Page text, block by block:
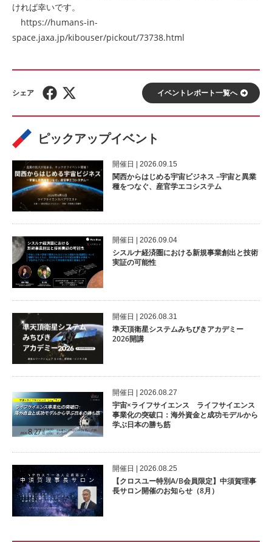
ければ幸いです。
https://humans-in-
space.jaxa.jp/kibouser/pickout/73738.html
イベントレポート⼀覧へ
ピックアップイベント
開催⽇ | 2026.09.15
関西からはじめる宇宙ビジネス –宇宙と異業
種をつなぐ、産官学エコシステム
開催⽇ | 2026.09.04
シスルナ経済圏における新規事業創出と技術
実証の可能性
開催⽇ | 2026.08.31
準天頂衛星システムみちびきアカデミー
2026開講
開催⽇ | 2026.08.27
宇宙×ライフサイエンス ライフサイエンス
事業化の突破口：海外資金と成功モデルから
学ぶ日本の勝ち筋
開催⽇ | 2026.08.25
【クロスユー特別A/B会員限定】中須賀理事
長サロン開催のお知らせ（8月）